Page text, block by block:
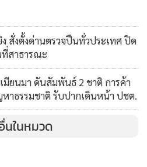
งว่ากิจกรรมนี้จะช่วยสร้างการรับ
ราะที่ผ่านมามีข่าวลือต่างๆ
รมนูญ เช่น การยุบองค์การ
ม่มีช่องทางสื่อสารคนก็จะเชื่อข่าว
ใช่การล้างสมอง แต่การร่าง
าก เพราะเป็นกฎหมายสูงสุดของ
สั่งตั้งด่านตรวจปืนทั่วประเทศ ปิด
สาธารณะ
ยนมา ดันสัมพันธ์ 2 ชาติ การค้า
าธรรมชาติ รับปากเดินหน้า ปชต.
นในหมวด